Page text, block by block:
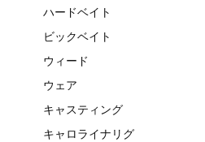
ハードベイト
ビックベイト
ウィード
ウェア
キャスティング
キャロライナリグ